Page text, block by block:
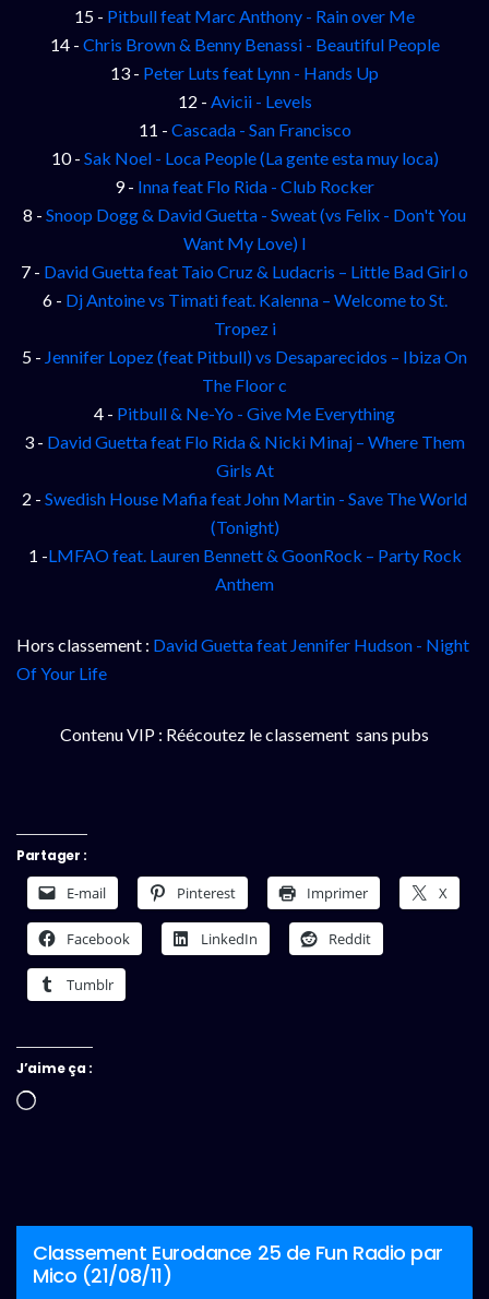
15 - Pitbull feat Marc Anthony - Rain over Me
14 - Chris Brown & Benny Benassi - Beautiful People
13 - Peter Luts feat Lynn - Hands Up
12 - Avicii - Levels
11 - Cascada - San Francisco
10 - Sak Noel - Loca People (La gente esta muy loca)
9 - Inna feat Flo Rida - Club Rocker
8 - Snoop Dogg & David Guetta - Sweat (vs Felix - Don't You
Want My Love) l
7 - David Guetta feat Taio Cruz & Ludacris – Little Bad Girl o
6 - Dj Antoine vs Timati feat. Kalenna – Welcome to St.
Tropez i
5 - Jennifer Lopez (feat Pitbull) vs Desaparecidos – Ibiza On
The Floor c
4 - Pitbull & Ne-Yo - Give Me Everything
3 - David Guetta feat Flo Rida & Nicki Minaj – Where Them
Girls At
2 - Swedish House Mafia feat John Martin - Save The World
(Tonight)
1 -LMFAO feat. Lauren Bennett & GoonRock – Party Rock
Anthem
Hors classement : David Guetta feat Jennifer Hudson - Night
Of Your Life
Contenu VIP : Réécoutez le classement sans pubs
Partager :
E-mail Pinterest Imprimer X
Facebook LinkedIn Reddit
Tumblr
J’aime ça :
Chargement…
Classement Eurodance 25 de Fun Radio par
Mico (21/08/11)